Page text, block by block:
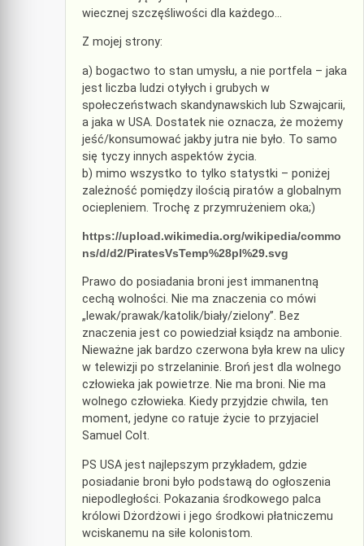
wiecznej szczęśliwości dla każdego…
Z mojej strony:
a) bogactwo to stan umysłu, a nie portfela – jaka
jest liczba ludzi otyłych i grubych w
społeczeństwach skandynawskich lub Szwajcarii,
a jaka w USA. Dostatek nie oznacza, że możemy
jeść/konsumować jakby jutra nie było. To samo
się tyczy innych aspektów życia.
b) mimo wszystko to tylko statystki – poniżej
zależność pomiędzy ilością piratów a globalnym
ociepleniem. Trochę z przymrużeniem oka;)
https://upload.wikimedia.org/wikipedia/commo
ns/d/d2/PiratesVsTemp%28pl%29.svg
Prawo do posiadania broni jest immanentną
cechą wolności. Nie ma znaczenia co mówi
„lewak/prawak/katolik/biały/zielony”. Bez
znaczenia jest co powiedział ksiądz na ambonie.
Nieważne jak bardzo czerwona była krew na ulicy
w telewizji po strzelaninie. Broń jest dla wolnego
człowieka jak powietrze. Nie ma broni. Nie ma
wolnego człowieka. Kiedy przyjdzie chwila, ten
moment, jedyne co ratuje życie to przyjaciel
Samuel Colt.
PS USA jest najlepszym przykładem, gdzie
posiadanie broni było podstawą do ogłoszenia
niepodległości. Pokazania środkowego palca
królowi Dżordżowi i jego środkowi płatniczemu
wciskanemu na siłe kolonistom.